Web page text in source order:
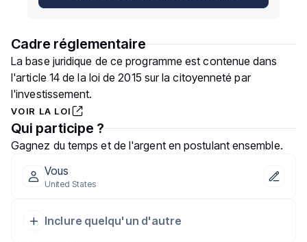
Cadre réglementaire
La base juridique de ce programme est contenue dans
l'article 14 de la loi de 2015 sur la citoyenneté par
l'investissement.
VOIR LA LOI
Qui participe ?
Gagnez du temps et de l'argent en postulant ensemble.
Vous
United States
Inclure quelqu'un d'autre